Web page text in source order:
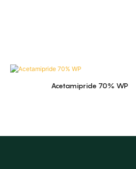
Acetamipride 70% WP